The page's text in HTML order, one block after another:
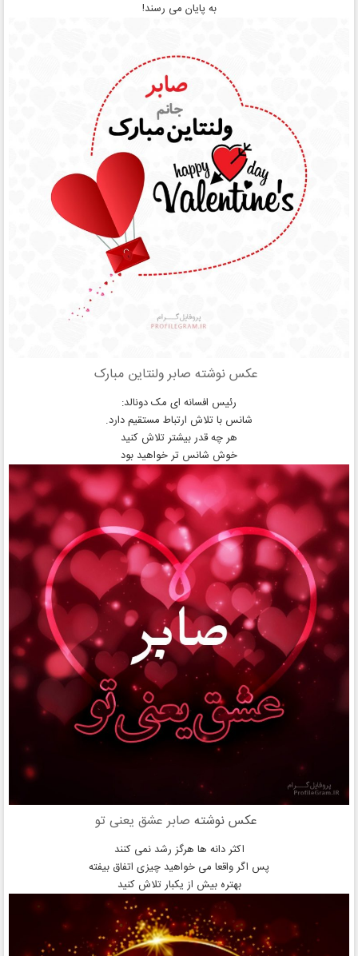
به پایان می رسند!
عکس نوشته صابر ولنتاین مبارک
رئیس افسانه ای مک دونالد:
شانس با تلاش ارتباط مستقیم دارد.
هر چه قدر بیشتر تلاش کنید
خوش شانس تر خواهید بود
عکس نوشته صابر عشق یعنی تو
اکثر دانه ها هرگز رشد نمی کنند
پس اگر واقعا می خواهید چیزی اتفاق بیفته
بهتره بیش از یکبار تلاش کنید